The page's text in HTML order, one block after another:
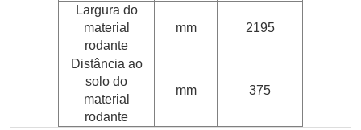
Largura do
material
rodante
mm 2195
Distância ao
solo do
material
rodante
mm 375